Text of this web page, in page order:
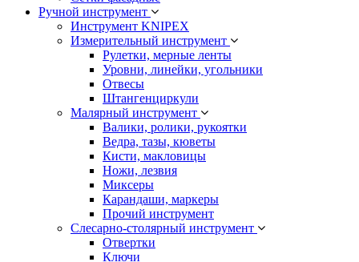
Ручной инструмент
Инструмент KNIPEX
Измерительный инструмент
Рулетки, мерные ленты
Уровни, линейки, угольники
Отвесы
Штангенциркули
Малярный инструмент
Валики, ролики, рукоятки
Ведра, тазы, кюветы
Кисти, макловицы
Ножи, лезвия
Миксеры
Карандаши, маркеры
Прочий инструмент
Слесарно-столярный инструмент
Отвертки
Ключи